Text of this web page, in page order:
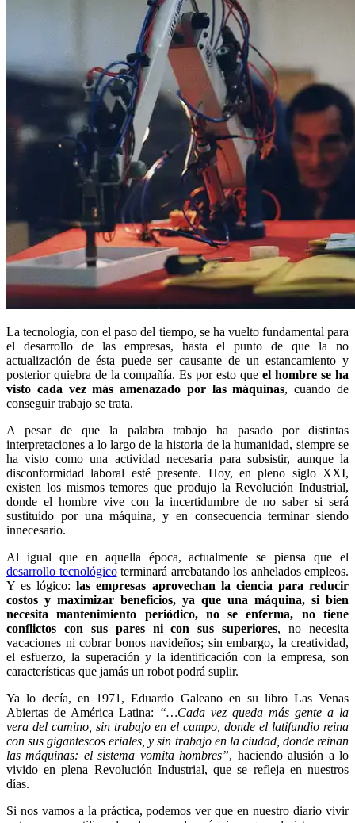
La tecnología, con el paso del tiempo, se ha vuelto fundamental para
el desarrollo de las empresas, hasta el punto de que la no
actualización de ésta puede ser causante de un estancamiento y
posterior quiebra de la compañía. Es por esto que el hombre se ha
visto cada vez más amenazado por las máquinas, cuando de
conseguir trabajo se trata.
A pesar de que la palabra trabajo ha pasado por distintas
interpretaciones a lo largo de la historia de la humanidad, siempre se
ha visto como una actividad necesaria para subsistir, aunque la
disconformidad laboral esté presente. Hoy, en pleno siglo XXI,
existen los mismos temores que produjo la Revolución Industrial,
donde el hombre vive con la incertidumbre de no saber si será
sustituido por una máquina, y en consecuencia terminar siendo
innecesario.
Al igual que en aquella época, actualmente se piensa que el
desarrollo tecnológicoterminará arrebatando los anhelados empleos.
Y es lógico: las empresas aprovechan la ciencia para reducir
costos y maximizar beneficios, ya que una máquina, si bien
necesita mantenimiento periódico, no se enferma, no tiene
conflictos con sus pares ni con sus superiores, no necesita
vacaciones ni cobrar bonos navideños; sin embargo, la creatividad,
el esfuerzo, la superación y la identificación con la empresa, son
características que jamás un robot podrá suplir.
Ya lo decía, en 1971, Eduardo Galeano en su libro Las Venas
Abiertas de América Latina: “…Cada vez queda más gente a la
vera del camino, sin trabajo en el campo, donde el latifundio reina
con sus gigantescos eriales, y sin trabajo en la ciudad, donde reinan
las máquinas: el sistema vomita hombres”, haciendo alusión a lo
vivido en plena Revolución Industrial, que se refleja en nuestros
días.
Si nos vamos a la práctica, podemos ver que en nuestro diario vivir